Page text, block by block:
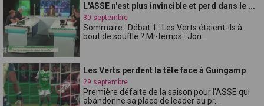
L'ASSE n'est plus invincible et perd dans le ...
30 septembre
Sommaire : Débat 1 : Les Verts étaient-ils à
bout de souffle ? Mi-temps : Jon...
Les Verts perdent la tête face à Guingamp
29 septembre
Première défaite de la saison pour l'ASSE qui
abandonne sa place de leader au pr...